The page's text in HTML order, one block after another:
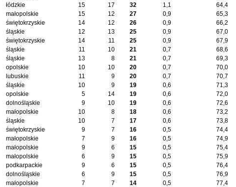
łódzkie 15 17 32 1,1 64,4
małopolskie 15 12 27 0,9 65,3
świętokrzyskie 14 12 26 0,9 66,2
śląskie 12 13 25 0,9 67,0
świętokrzyskie 14 11 25 0,9 67,9
śląskie 11 10 21 0,7 68,6
śląskie 13 8 21 0,7 69,3
opolskie 10 10 20 0,7 70,0
lubuskie 11 9 20 0,7 70,7
śląskie 10 9 19 0,6 71,3
opolskie 5 14 19 0,6 72,0
dolnośląskie 9 10 19 0,6 72,6
małopolskie 10 8 18 0,6 73,2
śląskie 10 7 17 0,6 73,8
świętokrzyskie 9 7 16 0,5 74,4
małopolskie 7 9 16 0,5 74,9
małopolskie 9 6 15 0,5 75,4
małopolskie 6 9 15 0,5 75,9
podkarpackie 9 6 15 0,5 76,4
dolnośląskie 6 9 15 0,5 76,9
małopolskie 7 7 14 0,5 77,4